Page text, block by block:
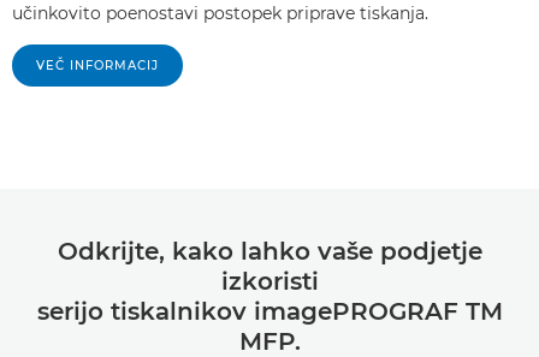
učinkovito poenostavi postopek priprave tiskanja.
VEČ INFORMACIJ
Odkrijte, kako lahko vaše podjetje
izkoristi
serijo tiskalnikov imagePROGRAF TM
MFP.